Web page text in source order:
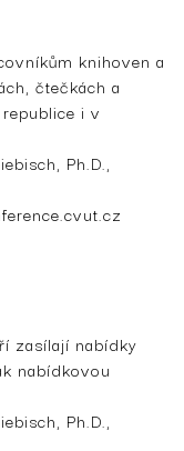
knihoven a
čtečkách a
i v
Ph.D.,
zasílají nabídky
nabídkovou
Ph.D.,